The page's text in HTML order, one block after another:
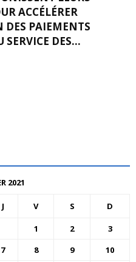
ACCÉLÉRER
DES PAIEMENTS
SERVICE DES...
2021
J V S D
1 2
3
7 8 9
10